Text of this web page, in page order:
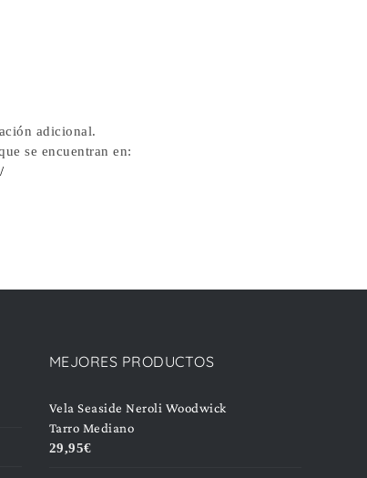
adicional.
se encuentran en:
MEJORES PRODUCTOS
Vela Seaside Neroli Woodwick
Tarro Mediano
29,95€